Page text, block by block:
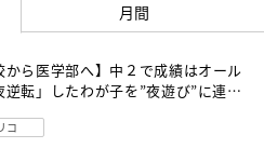
月間
から医学部へ】中２で成績はオール
逆転」したわが子を”夜遊び”に連れ
コ